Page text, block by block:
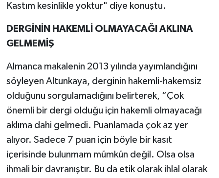
Kastım kesinlikle yoktur" diye konuştu.
DERGİNİN HAKEMLİ OLMAYACAĞI AKLINA
GELMEMİŞ
Almanca makalenin 2013 yılında yayımlandığını
söyleyen Altunkaya, derginin hakemli-hakemsiz
olduğunu sorgulamadığını belirterek, “Çok
önemli bir dergi olduğu için hakemli olmayacağı
aklıma dahi gelmedi. Puanlamada çok az yer
alıyor. Sadece 7 puan için böyle bir kasıt
içerisinde bulunmam mümkün değil. Olsa olsa
ihmali bir davranıştır. Bu da etik olarak ihlal olarak